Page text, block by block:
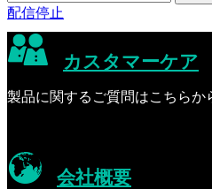
配信停止
カスタマーケア
製品に関するご質問はこちらか
会社概要